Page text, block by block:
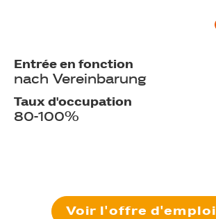
Entrée en fonction
nach Vereinbarung
Taux d'occupation
80-100%
Voir l'offre d'emploi